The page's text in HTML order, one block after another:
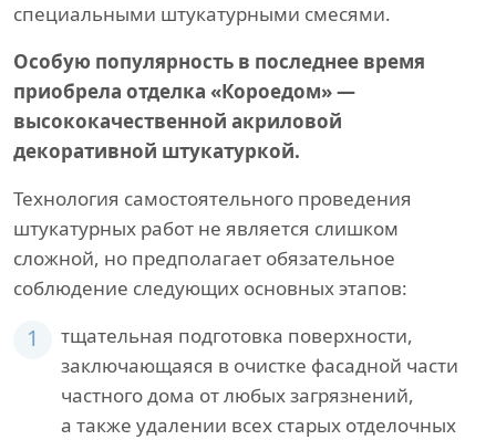
специальными штукатурными смесями.
Особую популярность в последнее время
приобрела отделка «Короедом» —
высококачественной акриловой
декоративной штукатуркой.
Технология самостоятельного проведения
штукатурных работ не является слишком
сложной, но предполагает обязательное
соблюдение следующих основных этапов:
1
тщательная подготовка поверхности,
заключающаяся в очистке фасадной части
частного дома от любых загрязнений,
а также удалении всех старых отделочных